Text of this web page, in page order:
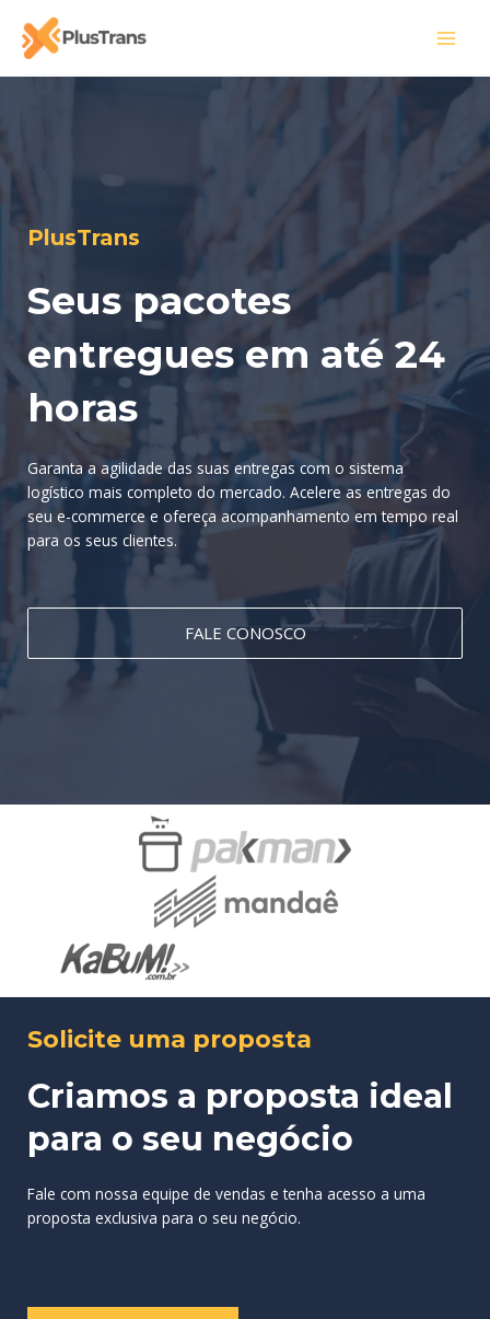
para
conteúdo
PlusTrans
Seus pacotes
entregues em até 24
horas
Garanta a agilidade das suas entregas com o sistema
logístico mais completo do mercado. Acelere as entregas do
seu e-commerce e ofereça acompanhamento em tempo real
para os seus clientes.
FALE CONOSCO
Solicite uma proposta
Criamos a proposta ideal
para o seu negócio
Fale com nossa equipe de vendas e tenha acesso a uma
proposta exclusiva para o seu negócio.